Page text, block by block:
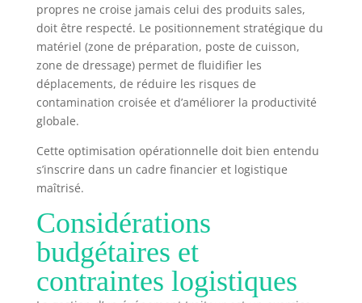
propres ne croise jamais celui des produits sales,
doit être respecté. Le positionnement stratégique du
matériel (zone de préparation, poste de cuisson,
zone de dressage) permet de fluidifier les
déplacements, de réduire les risques de
contamination croisée et d’améliorer la productivité
globale.
Cette optimisation opérationnelle doit bien entendu
s’inscrire dans un cadre financier et logistique
maîtrisé.
Considérations
budgétaires et
contraintes logistiques